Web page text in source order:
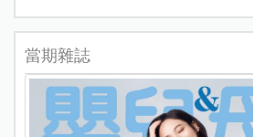
當期雜誌